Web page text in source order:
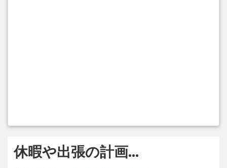
休暇や出張の計画...